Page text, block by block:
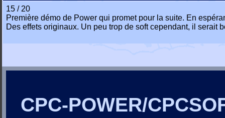
15 / 20
Première démo de Power qui promet pour la suite. En
Des effets originaux. Un peu trop de soft cependant, il serait
CPC-POWER/